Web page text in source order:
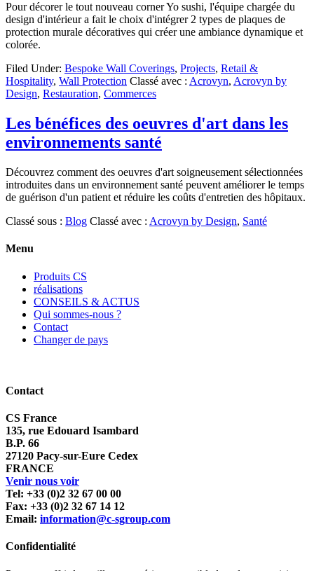
Pour décorer le tout nouveau corner Yo sushi, l'équipe chargée du
design d'intérieur a fait le choix d'intégrer 2 types de plaques de
protection murale décoratives qui créer une ambiance dynamique et
colorée.
Filed Under: Bespoke Wall Coverings, Projects, Retail &
Hospitality, Wall Protection Classé avec : Acrovyn, Acrovyn by
Design, Restauration, Commerces
Les bénéfices des oeuvres d'art dans les
environnements santé
Découvrez comment des oeuvres d'art soigneusement sélectionnées
introduites dans un environnement santé peuvent améliorer le temps
de guérison d'un patient et réduire les coûts d'entretien des hôpitaux.
Classé sous : Blog Classé avec : Acrovyn by Design, Santé
Menu
Produits CS
réalisations
CONSEILS & ACTUS
Qui sommes-nous ?
Contact
Changer de pays
Contact
CS France
135, rue Edouard Isambard
B.P. 66
27120 Pacy-sur-Eure Cedex
FRANCE
Venir nous voir
Tel: +33 (0)2 32 67 00 00
Fax: +33 (0)2 32 67 14 12
Email: information@c-sgroup.com
Confidentialité